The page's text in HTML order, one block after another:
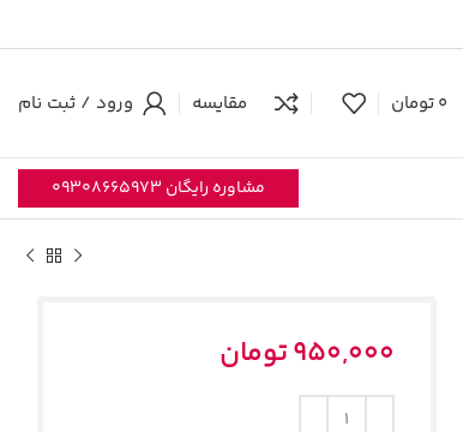
0تومان مقایسه ورود / ثبت نام
مشاوره رایگان 09308665973
950,000تومان